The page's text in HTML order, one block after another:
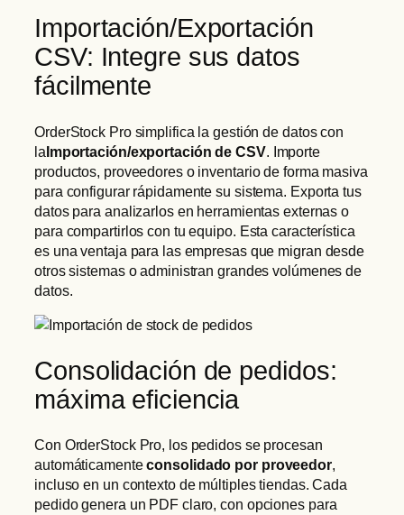
Importación/Exportación
CSV: Integre sus datos
fácilmente
OrderStock Pro simplifica la gestión de datos con
laImportación/exportación de CSV. Importe
productos, proveedores o inventario de forma masiva
para configurar rápidamente su sistema. Exporta tus
datos para analizarlos en herramientas externas o
para compartirlos con tu equipo. Esta característica
es una ventaja para las empresas que migran desde
otros sistemas o administran grandes volúmenes de
datos.
Consolidación de pedidos:
máxima eficiencia
Con OrderStock Pro, los pedidos se procesan
automáticamenteconsolidado por proveedor,
incluso en un contexto de múltiples tiendas. Cada
pedido genera un PDF claro, con opciones para